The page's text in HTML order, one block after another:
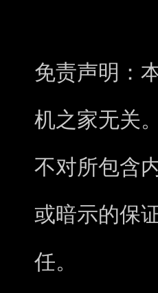
免责声明：
机之家无关
不对所包含
或暗示的保
任。